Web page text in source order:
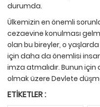
durumda.
Ülkemizin en önemli
cezaevine konulması
olan bu bireyler, o
için daha da önemlisi
imza atmalıdır. Bunun
olmak üzere Devlete
ETIKETLER :